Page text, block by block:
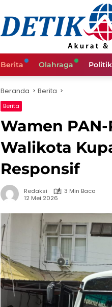
Berita Olahraga Politik
Beranda Berita
Berita
Wamen
Walikota
Responsif
Redaksi
3 Min Baca
12 Mei 2026